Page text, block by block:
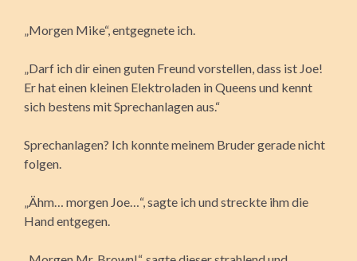
„Morgen Mike“, entgegnete ich.
„Darf ich dir einen guten Freund vorstellen, dass ist Joe!
Er hat einen kleinen Elektroladen in Queens und kennt
sich bestens mit Sprechanlagen aus.“
Sprechanlagen? Ich konnte meinem Bruder gerade nicht
folgen.
„Ähm… morgen Joe…“, sagte ich und streckte ihm die
Hand entgegen.